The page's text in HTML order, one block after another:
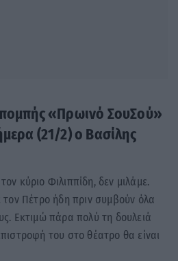
«Πρωινό ΣουΣού»
(21/2) ο Βασίλης
κύριο Φιλιππίδη, δεν μιλάμε.
τον Πέτρο ήδη πριν συμβούν όλα
Εκτιμώ πάρα πολύ τη δουλειά
του στο θέατρο θα είναι